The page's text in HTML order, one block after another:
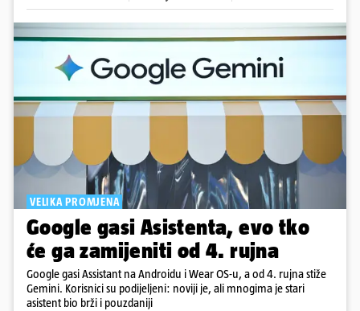
VELIKA PROMJENA
Google gasi Asistenta, evo tko
će ga zamijeniti od 4. rujna
Google gasi Assistant na Androidu i Wear OS-u, a od 4. rujna stiže
Gemini. Korisnici su podijeljeni: noviji je, ali mnogima je stari
asistent bio brži i pouzdaniji